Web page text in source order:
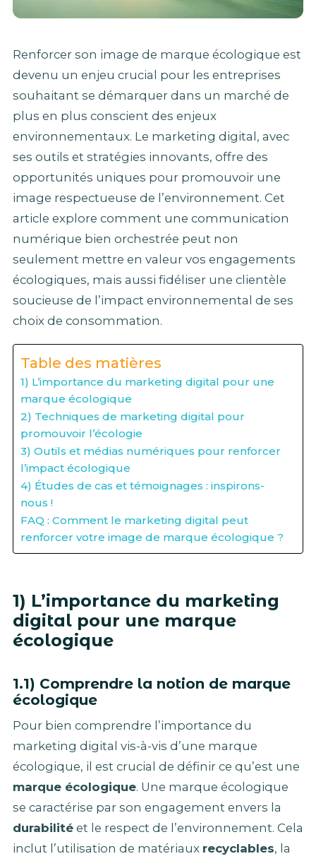
Renforcer son image de marque écologique est
devenu un enjeu crucial pour les entreprises
souhaitant se démarquer dans un marché de
plus en plus conscient des enjeux
environnementaux. Le marketing digital, avec
ses outils et stratégies innovants, offre des
opportunités uniques pour promouvoir une
image respectueuse de l’environnement. Cet
article explore comment une communication
numérique bien orchestrée peut non
seulement mettre en valeur vos engagements
écologiques, mais aussi fidéliser une clientèle
soucieuse de l’impact environnemental de ses
choix de consommation.
Table des matières
1) L’importance du marketing digital pour une
marque écologique
2) Techniques de marketing digital pour
promouvoir l’écologie
3) Outils et médias numériques pour renforcer
l’impact écologique
4) Études de cas et témoignages : inspirons-
nous !
FAQ : Comment le marketing digital peut
renforcer votre image de marque écologique ?
1) L’importance du marketing
digital pour une marque
écologique
1.1) Comprendre la notion de marque
écologique
Pour bien comprendre l’importance du
marketing digital vis-à-vis d’une marque
écologique, il est crucial de définir ce qu’est une
marque écologique. Une marque écologique
se caractérise par son engagement envers la
durabilité et le respect de l’environnement. Cela
inclut l’utilisation de matériaux recyclables, la